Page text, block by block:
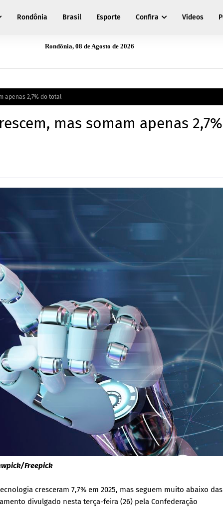
Rondônia Brasil Esporte Confira Vídeos
Rondônia, 08 de Agosto de 2026
apenas 2,7% do total
mas somam apenas 2,7%
Freepick
cresceram 7,7% em 2025, mas seguem muito abaixo das
divulgado nesta terça-feira (26) pela Confederação